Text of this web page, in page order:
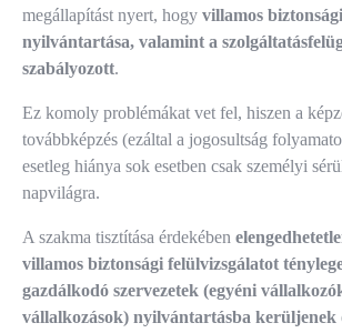
megállapítást nyert, hogy villamos
nyilvántartása, valamint a
szabályozott.
Ez komoly problémákat vet fel, hiszen a
továbbképzés (ezáltal a jogosultság
esetleg hiánya sok esetben csak személyi
napvilágra.
A szakma tisztítása érdekében
villamos biztonsági felülvizsgálatot
gazdálkodó szervezetek (egyéni
vállalkozások) nyilvántartásba kerüljenek